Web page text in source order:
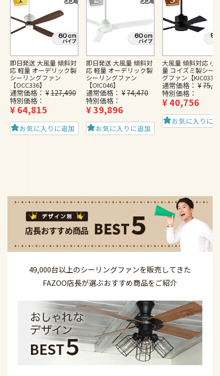
即日発送 大風量 傾斜対
応 軽量 オーデリック製
シーリングファン
【OCC336】
通常価格 ¥127,490
特別価格
¥64,815
お気に入りに追加
即日発送 大風量 傾斜対
応 軽量 オーデリック製
シーリングファン
【OIC046】
通常価格 ¥74,470
特別価格
¥39,896
お気に入りに追加
大風量 傾斜対応 小
量 コイズミ製シー
グファン【KIC033】
通常価格 ¥
特別価格
¥40,756
お気に入りに
49,000台以上のシーリングファンを販売してきた
FAZOO店長が選ぶおすすめ商品をご紹介